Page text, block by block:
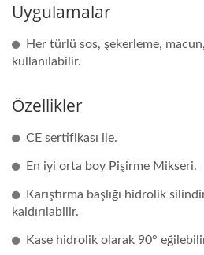
Uygulamalar
Her türlü sos, şekerleme,
kullanılabilir.
Özellikler
CE sertifikası ile.
En iyi orta boy Pişirme Mikseri.
Karıştırma başlığı hidrolik
kaldırılabilir.
Kase hidrolik olarak 90°